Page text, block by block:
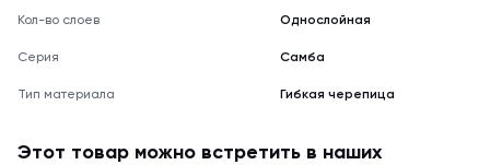
Кол-во слоев Однослойная
Серия Самба
Тип материала Гибкая черепица
Этот товар можно встретить в наших